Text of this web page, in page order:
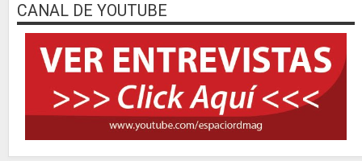
CANAL DE YOUTUBE